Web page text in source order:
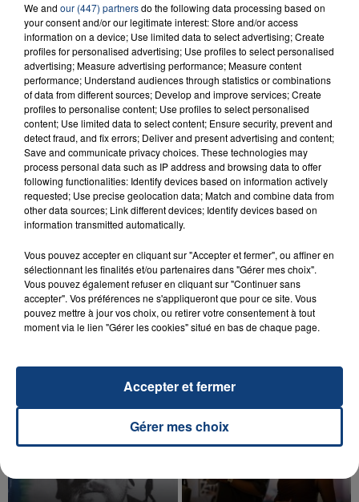
23 juillet 2026
INCENDIE MORTEL À LENS : UNE FEMME ET
SON BÉBÉ ENTRE LA VIE ET LA...
Un homme s'est immolé par le feu après avoir
aspergé sa compagne et leur bébé de trois mois
d'un liquide inflammable.
20 juillet 2026
UNE ADOLESCENTE DEVANT SE FAIRE
OPÉRER DE LA CHEVILLE RESSORT DE LA...
La famille a porté plainte contre la clinique qui a
reconnu sa responsabilité et présenté ses
TITRES DIFFUSÉS
We and our (447) partnersdo the following data processing based on
your consent and/or our legitimate interest: Store and/or access
information on a device; Use limited data to select advertising; Create
profiles for personalised advertising; Use profiles to select personalised
advertising; Measure advertising performance; Measure content
performance; Understand audiences through statistics or combinations
of data from different sources; Develop and improve services; Create
profiles to personalise content; Use profiles to select personalised
content; Use limited data to select content; Ensure security, prevent and
detect fraud, and fix errors; Deliver and present advertising and content;
Save and communicate privacy choices. These technologies may
process personal data such as IP address and browsing data to offer
following functionalities: Identify devices based on information actively
requested; Use precise geolocation data; Match and combine data from
other data sources; Link different devices; Identify devices based on
information transmitted automatically.
Vous pouvez accepter en cliquant sur "Accepter et fermer", ou affiner en
sélectionnant les finalités et/ou partenaires dans "Gérer mes choix".
Vous pouvez également refuser en cliquant sur "Continuer sans
accepter". Vos préférences ne s'appliqueront que pour ce site. Vous
pouvez mettre à jour vos choix, ou retirer votre consentement à tout
moment via le lien "Gérer les cookies" situé en bas de chaque page.
Gérer mes choix
Accepter et fermer